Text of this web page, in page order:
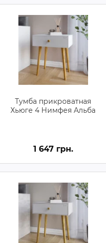
Тумба прикроватная
Хьюге 4 Нимфея Альба
1 647 грн.